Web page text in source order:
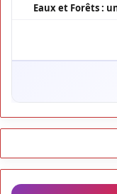
Eaux et Forêts :
Maroc–Elbit
Loi sur la